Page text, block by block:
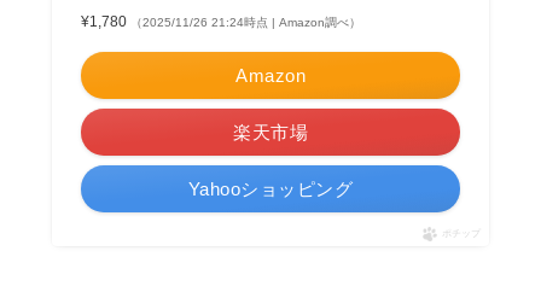
¥1,780 （2025/11/26 21:24時点 | Amazon調べ）
Amazon
楽天市場
Yahooショッピング
ポチップ